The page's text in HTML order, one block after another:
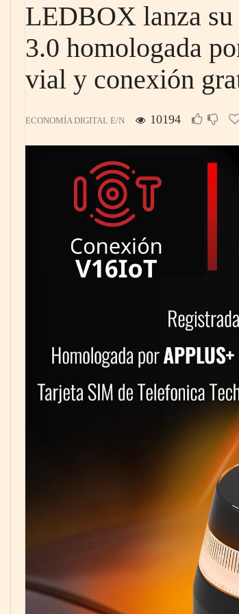
LEDBOX lanza
3.0 homologada
vial y conexión
ECONOMÍA DIGITAL E/N 10194